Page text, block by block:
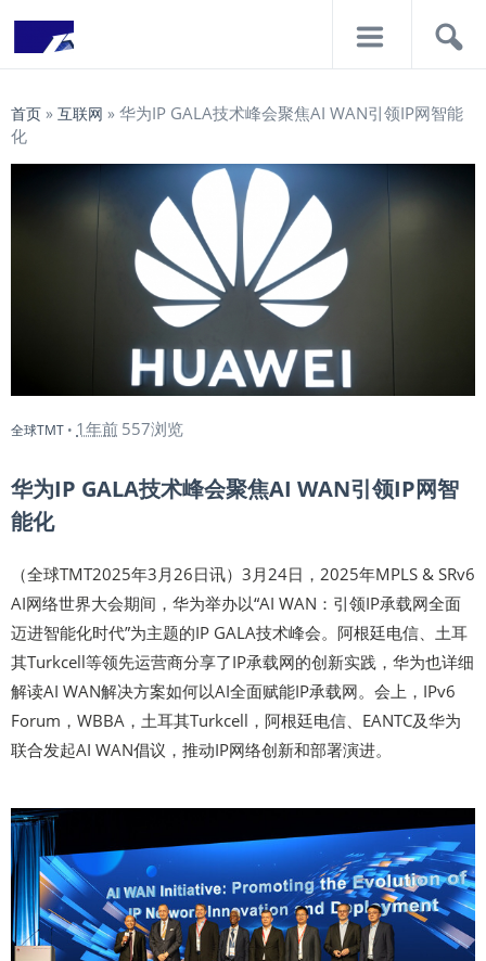
首页 » 互联网 » 华为IP GALA技术峰会聚焦AI WAN引领IP网智能
化
全球TMT • 1年前 557浏览
华为IP GALA技术峰会聚焦AI WAN引领IP网智
能化
（全球TMT2025年3月26日讯）3月24日，2025年MPLS & SRv6
AI网络世界大会期间，华为举办以“AI WAN：引领IP承载网全面
迈进智能化时代”为主题的IP GALA技术峰会。阿根廷电信、土耳
其Turkcell等领先运营商分享了IP承载网的创新实践，华为也详细
解读AI WAN解决方案如何以AI全面赋能IP承载网。会上，IPv6
Forum，WBBA，土耳其Turkcell，阿根廷电信、EANTC及华为
联合发起AI WAN倡议，推动IP网络创新和部署演进。